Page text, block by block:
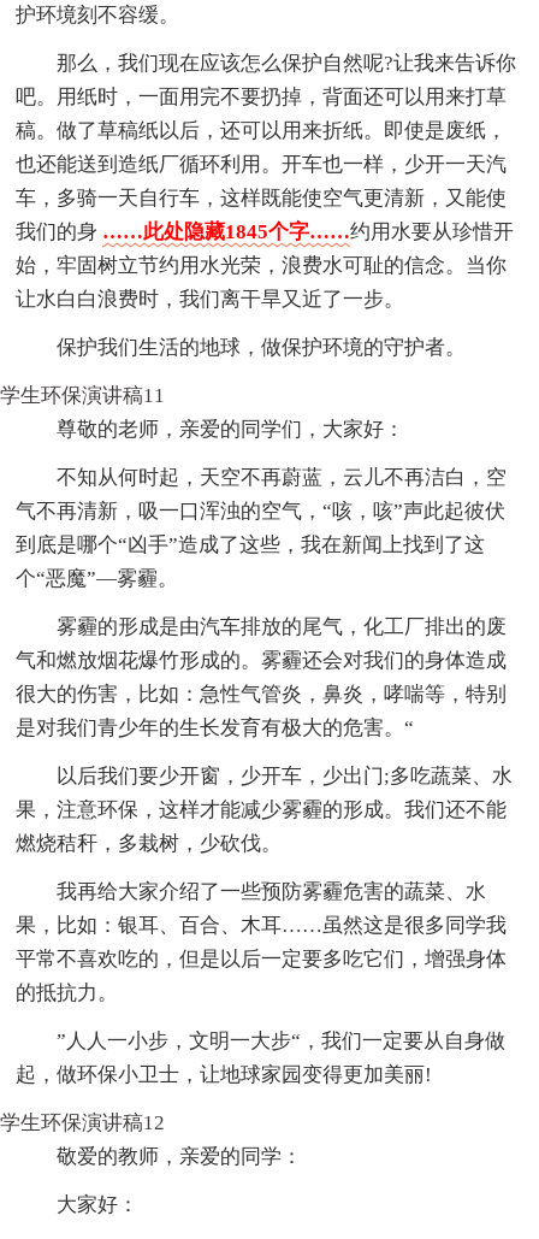
护环境刻不容缓。
那么，我们现在应该怎么保护自然呢?让我来告诉你
吧。用纸时，一面用完不要扔掉，背面还可以用来打草
稿。做了草稿纸以后，还可以用来折纸。即使是废纸，
也还能送到造纸厂循环利用。开车也一样，少开一天汽
车，多骑一天自行车，这样既能使空气更清新，又能使
我们的身 ……此处隐藏1845个字……约用水要从珍惜开
始，牢固树立节约用水光荣，浪费水可耻的信念。当你
让水白白浪费时，我们离干旱又近了一步。
保护我们生活的地球，做保护环境的守护者。
学生环保演讲稿11
尊敬的老师，亲爱的同学们，大家好：
不知从何时起，天空不再蔚蓝，云儿不再洁白，空
气不再清新，吸一口浑浊的空气，“咳，咳”声此起彼伏
到底是哪个“凶手”造成了这些，我在新闻上找到了这
个“恶魔”—雾霾。
雾霾的形成是由汽车排放的尾气，化工厂排出的废
气和燃放烟花爆竹形成的。雾霾还会对我们的身体造成
很大的伤害，比如：急性气管炎，鼻炎，哮喘等，特别
是对我们青少年的生长发育有极大的危害。“
以后我们要少开窗，少开车，少出门;多吃蔬菜、水
果，注意环保，这样才能减少雾霾的形成。我们还不能
燃烧秸秆，多栽树，少砍伐。
我再给大家介绍了一些预防雾霾危害的蔬菜、水
果，比如：银耳、百合、木耳……虽然这是很多同学我
平常不喜欢吃的，但是以后一定要多吃它们，增强身体
的抵抗力。
”人人一小步，文明一大步“，我们一定要从自身做
起，做环保小卫士，让地球家园变得更加美丽!
学生环保演讲稿12
敬爱的教师，亲爱的同学：
大家好：